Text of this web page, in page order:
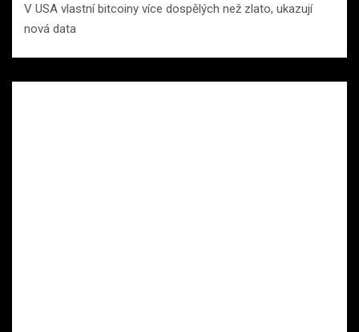
V USA vlastní bitcoiny více dospělých než zlato, ukazují
nová data